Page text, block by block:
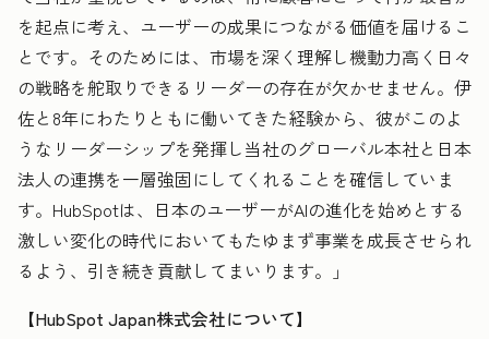
を起点に考え、ユーザーの成果につながる価値を届けるこ
とです。そのためには、市場を深く理解し機動力高く日々
の戦略を舵取りできるリーダーの存在が欠かせません。伊
佐と8年にわたりともに働いてきた経験から、彼がこのよ
うなリーダーシップを発揮し当社のグローバル本社と日本
法人の連携を一層強固にしてくれることを確信していま
す。HubSpotは、日本のユーザーがAIの進化を始めとする
激しい変化の時代においてもたゆまず事業を成長させられ
るよう、引き続き貢献してまいります。」
【HubSpot Japan株式会社について】